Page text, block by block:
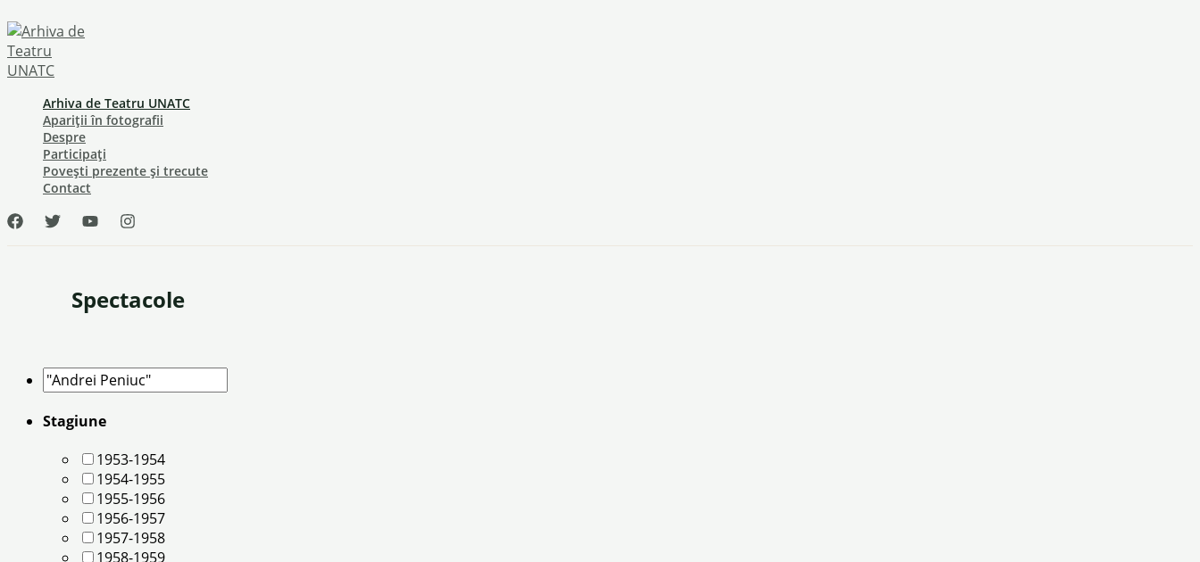
to
content
Arhiva de Teatru UNATC
Apariții în fotografii
Despre
Participați
Povești prezente și trecute
Contact
Spectacole
Stagiune
1953-1954
1954-1955
1955-1956
1956-1957
1957-1958
1958-1959